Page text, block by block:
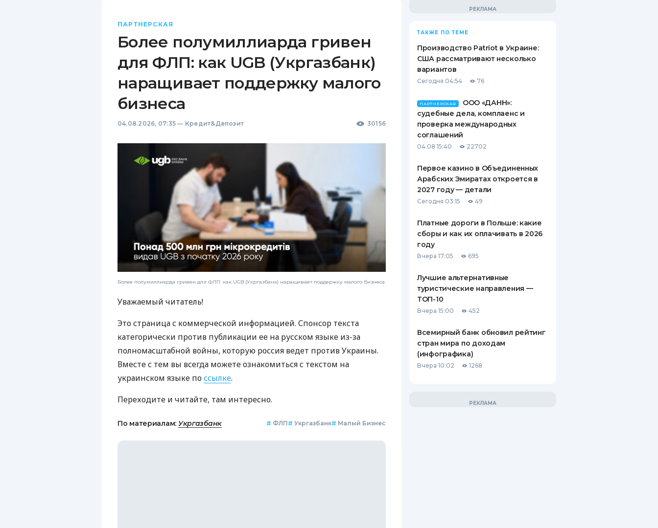
ПАРТНЕРСКАЯ
Более полумиллиарда гривен
для ФЛП: как UGB (Укргазбанк)
наращивает поддержку малого
бизнеса
04.08.2026, 07:35 — Кредит&Депозит 30156
Более полумиллиарда гривен для ФЛП: как UGB (Укргазбанк) наращивает поддержку малого бизнеса
Уважаемый читатель!
Это страница с коммерческой информацией. Спонсор текста
категорически против публикации ее на русском языке из-за
полномасштабной войны, которую россия ведет против Украины.
Вместе с тем вы всегда можете ознакомиться с текстом на
украинском языке поссылке.
Переходите и читайте, там интересно.
По материалам: Укргазбанк # ФЛП# Укргазбанк# Малый Бизнес
ТАКЖЕ ПО ТЕМЕ
Производство Patriot в Украине:
США рассматривают несколько
вариантов
Сегодня 04:54 76
ПАРТНЕРСКАЯ
ООО «ДАНН»:
судебные дела, комплаенс и
проверка международных
соглашений
04.08 15:40 22702
Первое казино в Объединенных
Арабских Эмиратах откроется в
2027 году — детали
Сегодня 03:15 49
Платные дороги в Польше: какие
сборы и как их оплачивать в 2026
году
Вчера 17:05 695
Лучшие альтернативные
туристические направления —
ТОП-10
Вчера 15:00 452
Всемирный банк обновил рейтинг
стран мира по доходам
(инфографика)
Вчера 10:02 1268